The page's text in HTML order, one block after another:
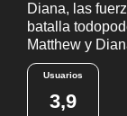
Diana, las
batalla
Matthew y
Usuarios
3,9